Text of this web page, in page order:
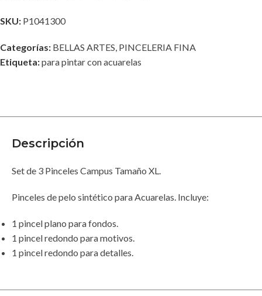
SKU: P1041300
Categorías: BELLAS ARTES PINCELERIA FINA
Etiqueta:para pintar con acuarelas
Descripción
Set de 3 Pinceles Campus Tamaño XL.
Pinceles de pelo sintético para Acuarelas. Incluye:
1 pincel plano para fondos.
1 pincel redondo para motivos.
1 pincel redondo para detalles.